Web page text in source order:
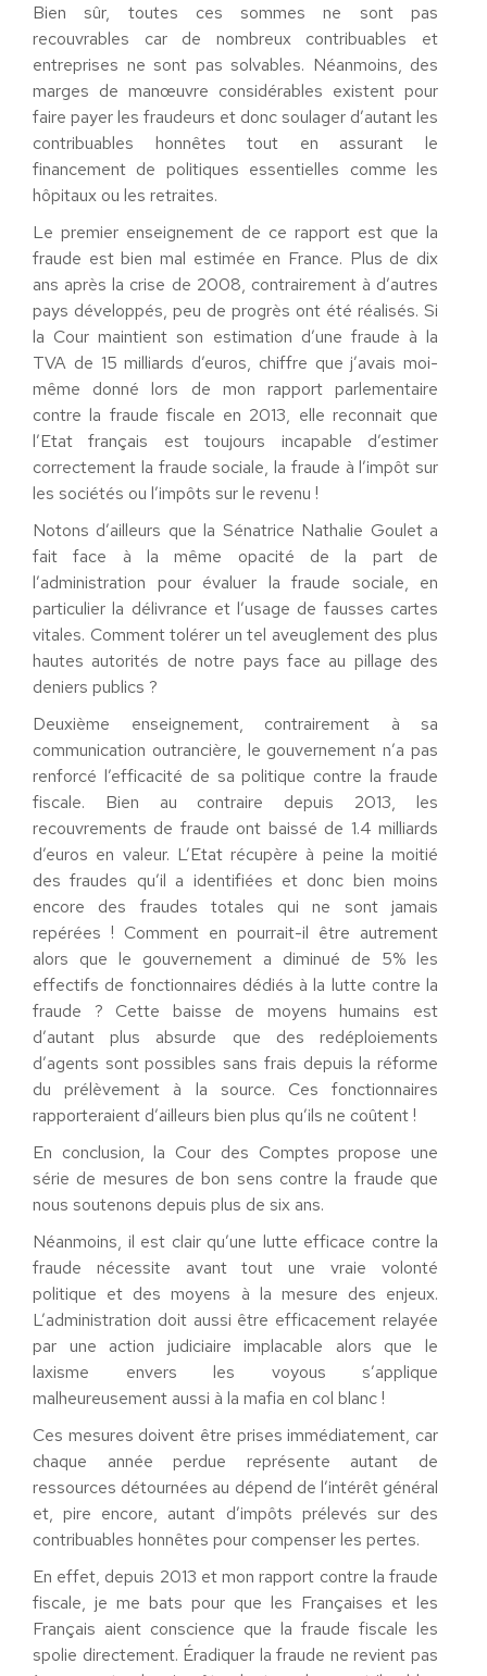
Bien sûr, toutes ces sommes ne sont pas
recouvrables car de nombreux contribuables et
entreprises ne sont pas solvables. Néanmoins, des
marges de manœuvre considérables existent pour
faire payer les fraudeurs et donc soulager d’autant les
contribuables honnêtes tout en assurant le
financement de politiques essentielles comme les
hôpitaux ou les retraites.
Le premier enseignement de ce rapport est que la
fraude est bien mal estimée en France. Plus de dix
ans après la crise de 2008, contrairement à d’autres
pays développés, peu de progrès ont été réalisés. Si
la Cour maintient son estimation d’une fraude à la
TVA de 15 milliards d’euros, chiffre que j’avais moi-
même donné lors de mon rapport parlementaire
contre la fraude fiscale en 2013, elle reconnait que
l’Etat français est toujours incapable d’estimer
correctement la fraude sociale, la fraude à l’impôt sur
les sociétés ou l’impôts sur le revenu !
Notons d’ailleurs que la Sénatrice Nathalie Goulet a
fait face à la même opacité de la part de
l’administration pour évaluer la fraude sociale, en
particulier la délivrance et l’usage de fausses cartes
vitales. Comment tolérer un tel aveuglement des plus
hautes autorités de notre pays face au pillage des
deniers publics ?
Deuxième enseignement, contrairement à sa
communication outrancière, le gouvernement n’a pas
renforcé l’efficacité de sa politique contre la fraude
fiscale. Bien au contraire depuis 2013, les
recouvrements de fraude ont baissé de 1.4 milliards
d’euros en valeur. L’Etat récupère à peine la moitié
des fraudes qu’il a identifiées et donc bien moins
encore des fraudes totales qui ne sont jamais
repérées ! Comment en pourrait-il être autrement
alors que le gouvernement a diminué de 5% les
effectifs de fonctionnaires dédiés à la lutte contre la
fraude ? Cette baisse de moyens humains est
d’autant plus absurde que des redéploiements
d’agents sont possibles sans frais depuis la réforme
du prélèvement à la source. Ces fonctionnaires
rapporteraient d’ailleurs bien plus qu’ils ne coûtent !
En conclusion, la Cour des Comptes propose une
série de mesures de bon sens contre la fraude que
nous soutenons depuis plus de six ans.
Néanmoins, il est clair qu’une lutte efficace contre la
fraude nécessite avant tout une vraie volonté
politique et des moyens à la mesure des enjeux.
L’administration doit aussi être efficacement relayée
par une action judiciaire implacable alors que le
laxisme envers les voyous s’applique
malheureusement aussi à la mafia en col blanc !
Ces mesures doivent être prises immédiatement, car
chaque année perdue représente autant de
ressources détournées au dépend de l’intérêt général
et, pire encore, autant d’impôts prélevés sur des
contribuables honnêtes pour compenser les pertes.
En effet, depuis 2013 et mon rapport contre la fraude
fiscale, je me bats pour que les Françaises et les
Français aient conscience que la fraude fiscale les
spolie directement. Éradiquer la fraude ne revient pas